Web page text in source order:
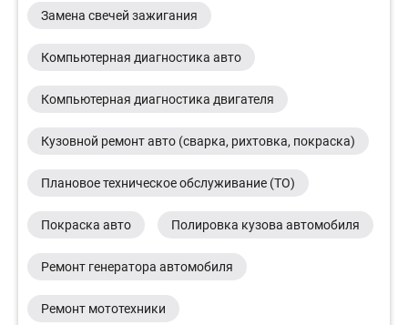
Замена свечей зажигания
Компьютерная диагностика авто
Компьютерная диагностика двигателя
Кузовной ремонт авто (сварка, рихтовка, покраска)
Плановое техническое обслуживание (ТО)
Покраска авто Полировка кузова автомобиля
Ремонт генератора автомобиля
Ремонт мототехники